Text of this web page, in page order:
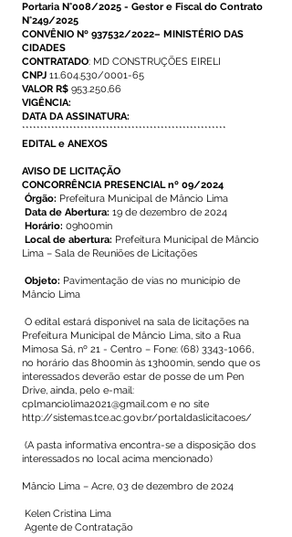
Portaria N°008/2025 - Gestor e Fiscal do Contrato
N°249/2025
CONVÊNIO Nº 937532/2022– MINISTÉRIO DAS
CIDADES
CONTRATADO: MD CONSTRUÇÕES EIRELI
CNPJ 11.604.530/0001-65
VALOR R$ 953.250,66
VIGÊNCIA:
DATA DA ASSINATURA:
********************************************************
EDITAL e ANEXOS
AVISO DE LICITAÇÃO
CONCORRÊNCIA PRESENCIAL nº 09/2024
Órgão: Prefeitura Municipal de Mâncio Lima
Data de Abertura: 19 de dezembro de 2024
Horário: 09h00min
Local de abertura: Prefeitura Municipal de Mâncio
Lima – Sala de Reuniões de Licitações
Objeto: Pavimentação de vias no município de
Mâncio Lima
O edital estará disponível na sala de licitações na
Prefeitura Municipal de Mâncio Lima, sito a Rua
Mimosa Sá, nº 21 - Centro – Fone: (68) 3343-1066,
no horário das 8h00min às 13h00min, sendo que os
interessados deverão estar de posse de um Pen
Drive, ainda, pelo e-mail:
cplmanciolima2021@gmail.com e no site
http://sistemas.tce.ac.gov.br/portaldaslicitacoes/
(A pasta informativa encontra-se a disposição dos
interessados no local acima mencionado)
Mâncio Lima – Acre, 03 de dezembro de 2024
Kelen Cristina Lima
Agente de Contratação